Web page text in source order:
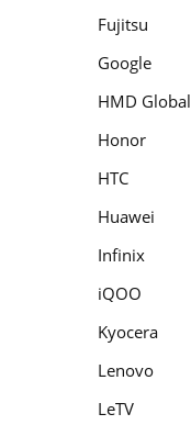
Fujitsu
Google
HMD Global
Honor
HTC
Huawei
Infinix
iQOO
Kyocera
Lenovo
LeTV